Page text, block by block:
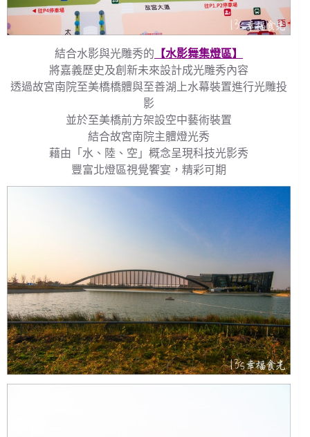
結合水影與光雕秀的 【水影舞集燈區】
將嘉義歷史及創新未來設計成光雕秀內容
透過故宮南院至美橋橋體與至善湖上水幕裝置進行光雕投
影
並於至美橋前方架設空中藝術裝置
結合故宮南院主體燈光秀
藉由「水、陸、空」概念呈現科技光影秀
豐富北燈區視覺饗宴，精彩可期